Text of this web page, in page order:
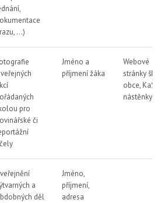
…)
pro
či
Jméno a
příjmení žáka
Webové
stránky
obce,
nástěnky
a
děl
Jméno,
příjmení,
adresa